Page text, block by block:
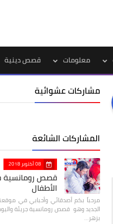
معلومات قصص دينية
مشاركات عشوائية
المشاركات الشائعة
08 أكتوبر 2018
قصص رومانسية
الأطفال
الجديد وهو قصص رومانسية جريئة
بزهر…